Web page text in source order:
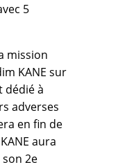
5
mission
KANE sur
dédié à
adverses
en fin de
aura
2e